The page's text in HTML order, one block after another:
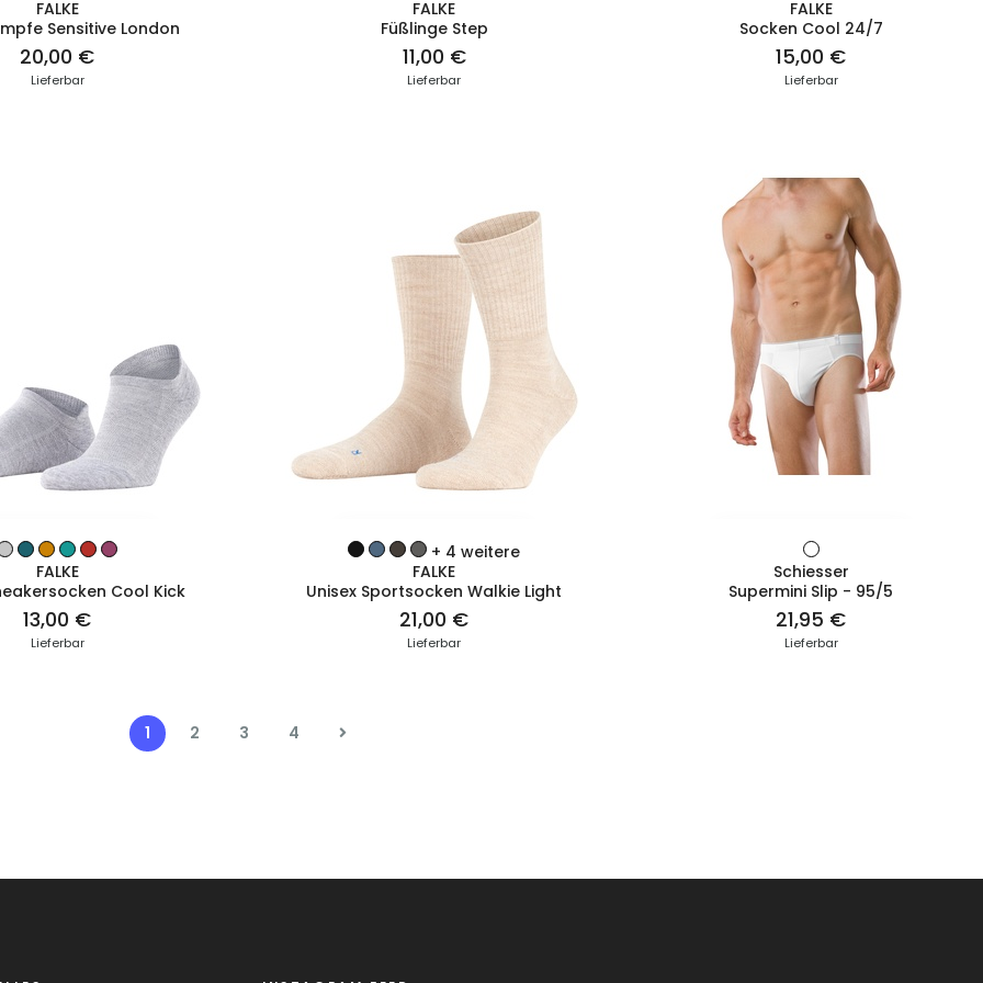
FALKE
Sensitive London
20,00 €
Lieferbar
FALKE
Füßlinge Step
11,00 €
Lieferbar
FALKE
Socken Cool 24/7
15,00 €
Lieferbar
PRODUKT
FALKE
Cool Kick
13,00 €
Lieferbar
ZUM PRODUKT
+ 4 weitere
FALKE
Unisex Sportsocken Walkie Light
21,00 €
Lieferbar
ZUM PRODUKT
Schiesser
Supermini Slip - 95/5
21,95 €
Lieferbar
1 2 3 4